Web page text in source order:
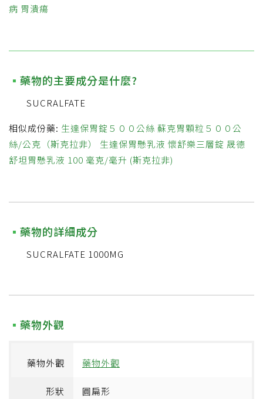
病 胃潰瘍
藥物的主要成分是什麼?
SUCRALFATE
相似成份藥: 生達保胃錠５００公絲 蘇克胃顆粒５００公
絲/公克（斯克拉非）
生達保胃懸乳液 懷舒樂三層錠 晟德
舒坦胃懸乳液 100 毫克/毫升 (斯克拉非)
藥物的詳細成分
SUCRALFATE 1000MG
藥物外觀
藥物外觀 藥物外觀
形狀 圓扁形